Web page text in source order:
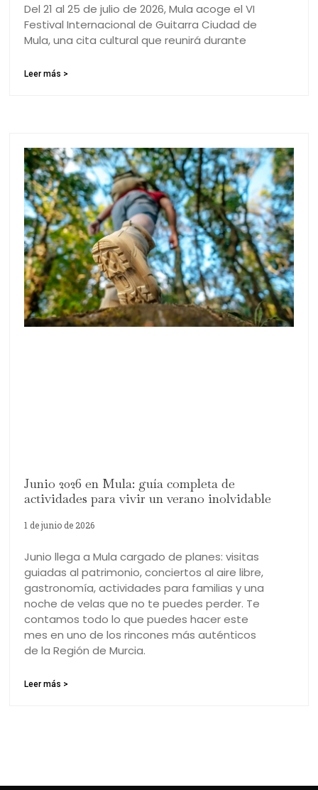
Del 21 al 25 de julio de 2026, Mula acoge el VI
Festival Internacional de Guitarra Ciudad de
Mula, una cita cultural que reunirá durante
Leer más >
Junio 2026 en Mula: guía completa de
actividades para vivir un verano inolvidable
1 de junio de 2026
Junio llega a Mula cargado de planes: visitas
guiadas al patrimonio, conciertos al aire libre,
gastronomía, actividades para familias y una
noche de velas que no te puedes perder. Te
contamos todo lo que puedes hacer este
mes en uno de los rincones más auténticos
de la Región de Murcia.
Leer más >